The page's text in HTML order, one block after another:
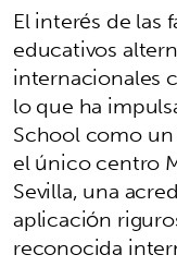
El interés de las
educativos
internacionales
lo que ha
School como
el único centro
Sevilla, una
aplicación
reconocida